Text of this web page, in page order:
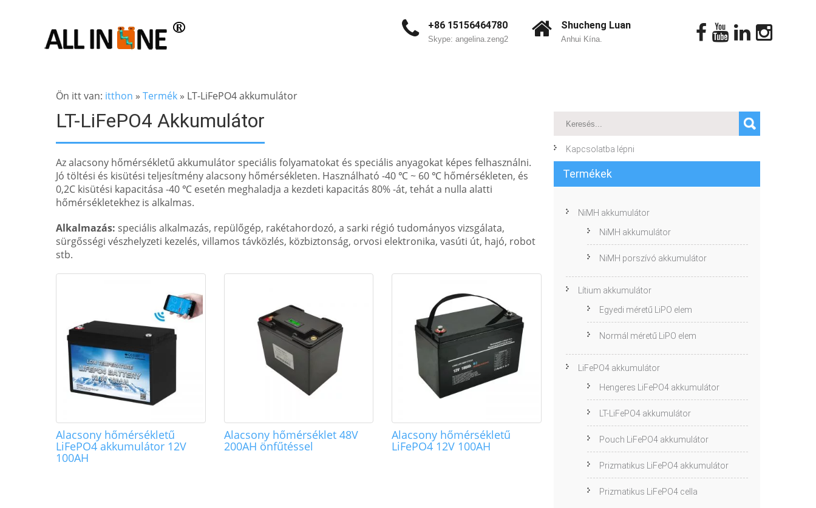
+86 15156464780
Skype: angelina.zeng2
Shucheng Luan
Anhui Kína.
Ön itt van: itthon » Termék » LT-LiFePO4 akkumulátor
LT-LiFePO4 Akkumulátor
Az alacsony hőmérsékletű akkumulátor speciális folyamatokat és speciális anyagokat képes felhasználni.
Jó töltési és kisütési teljesítmény alacsony hőmérsékleten. Használható -40 ℃ ~ 60 ℃ hőmérsékleten, és
0,2C kisütési kapacitása -40 ℃ esetén meghaladja a kezdeti kapacitás 80% -át, tehát a nulla alatti
hőmérsékletekhez is alkalmas.
Alkalmazás: speciális alkalmazás, repülőgép, rakétahordozó, a sarki régió tudományos vizsgálata,
sürgősségi vészhelyzeti kezelés, villamos távközlés, közbiztonság, orvosi elektronika, vasúti út, hajó, robot
stb.
Alacsony hőmérsékletű
LiFePO4 akkumulátor 12V
100AH
Alacsony hőmérséklet 48V
200AH önfűtéssel
Alacsony hőmérsékletű
LiFePO4 12V 100AH
Kapcsolatba lépni
Termékek
NiMH akkumulátor
NiMH akkumulátor
NiMH porszívó akkumulátor
Lítium akkumulátor
Egyedi méretű LiPO elem
Normál méretű LiPO elem
LiFePO4 akkumulátor
Hengeres LiFePO4 akkumulátor
LT-LiFePO4 akkumulátor
Pouch LiFePO4 akkumulátor
Prizmatikus LiFePO4 akkumulátor
Prizmatikus LiFePO4 cella